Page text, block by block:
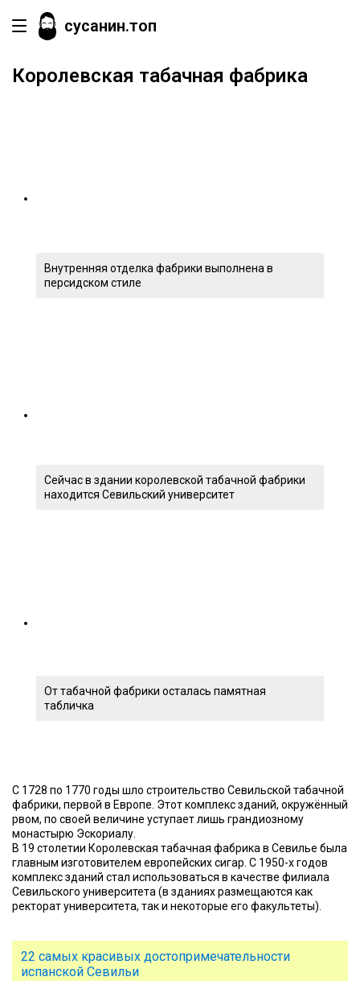
сусанин.топ
Королевская табачная фабрика
Внутренняя отделка фабрики выполнена в
персидском стиле
Сейчас в здании королевской табачной фабрики
находится Севильский университет
От табачной фабрики осталась памятная
табличка
С 1728 по 1770 годы шло строительство Севильской табачной
фабрики, первой в Европе. Этот комплекс зданий, окружённый
рвом, по своей величине уступает лишь грандиозному
монастырю Эскориалу.
В 19 столетии Королевская табачная фабрика в Севилье была
главным изготовителем европейских сигар. С 1950-х годов
комплекс зданий стал использоваться в качестве филиала
Севильского университета (в зданиях размещаются как
ректорат университета, так и некоторые его факультеты).
22 самых красивых достопримечательности
испанской Севильи